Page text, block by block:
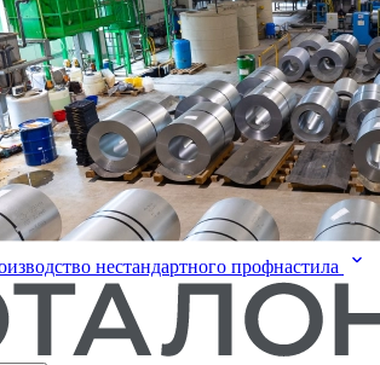
нестандартного профнастила